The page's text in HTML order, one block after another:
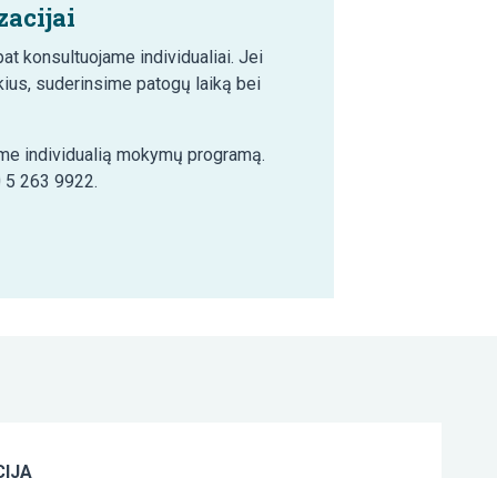
konsultuojame individualiai. Jei
suderinsime patogų laiką bei
individualią mokymų programą.
263 9922.